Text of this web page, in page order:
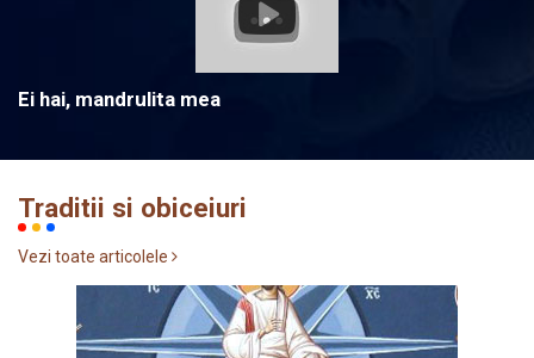
Ei hai, mandrulita mea
Traditii si obiceiuri
Vezi toate articolele